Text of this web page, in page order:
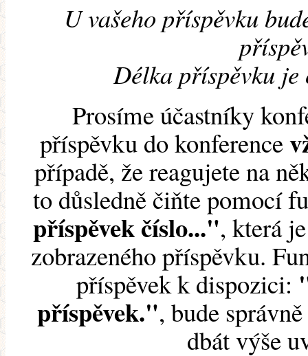
U vašeho příspěvku
Délka příspěvku je
Prosíme účastníky
příspěvku do konference
případě, že reagujete na
to důsledně čiňte pomocí
příspěvek číslo...", která
zobrazeného příspěvku.
příspěvek k dispozici:
příspěvek.", bude
dbát výše